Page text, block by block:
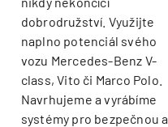
dobrodružství. Využijte
naplno potenciál svého
vozu Mercedes-Benz V-
class, Vito či Marco Polo.
Navrhujeme a vyrábíme
systémy pro bezpečnou a